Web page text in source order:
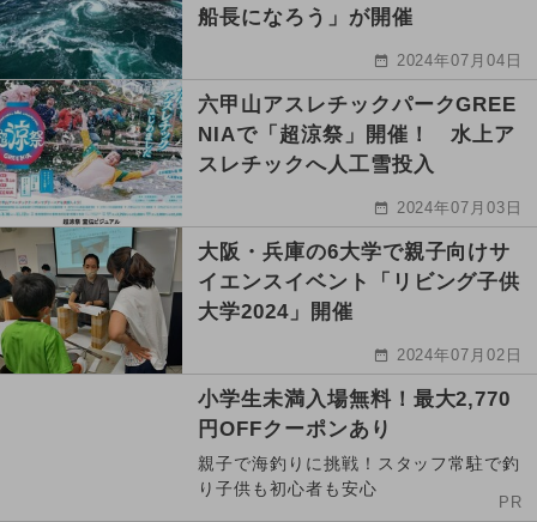
船長になろう」が開催
2024年07月04日
六甲山アスレチックパークGREE
NIAで「超涼祭」開催！ 水上ア
スレチックへ人工雪投入
2024年07月03日
大阪・兵庫の6大学で親子向けサ
イエンスイベント「リビング子供
大学2024」開催
2024年07月02日
小学生未満入場無料！最大2,770
円OFFクーポンあり
親子で海釣りに挑戦！スタッフ常駐で釣
り子供も初心者も安心
PR